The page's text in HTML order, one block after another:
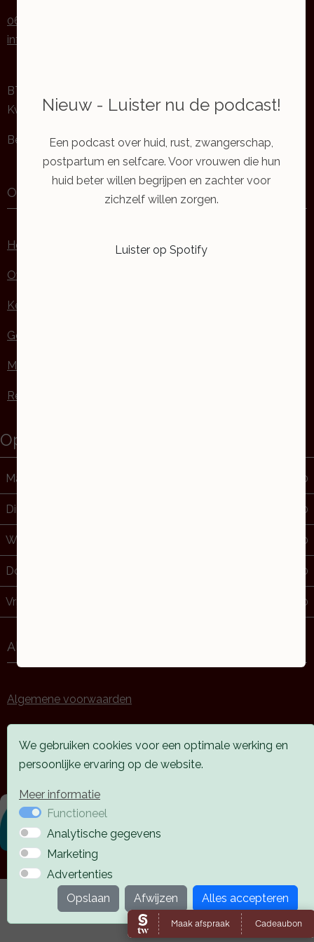
06-29039830
info@beautiquemyren.nl
BTW-nr: NL004722822B75
KvK nr: 89380819
Betaling: contant of via iDEAL | Wero
Over Beautique Myrèn
Home
Over Beautique Myrèn
Kennismakingsbehandeling
Gezichtsbehandelingen
Massages
Recensies
Openingstijden 2026
Maandag 21:30
Dinsdag 21:30
Woensdag 21:30
Donderdag 21:30
Vrijdag 17:00
Algemeen
Algemene voorwaarden
Privacy verklaring
Huisregels
Nieuw - Luister nu de podcast!
Een podcast over huid, rust, zwangerschap,
postpartum en selfcare. Voor vrouwen die hun
huid beter willen begrijpen en zachter voor
zichzelf willen zorgen.
Luister op Spotify
We gebruiken cookies voor een optimale werking en
persoonlijke ervaring op de website.
Meer informatie
Functioneel
Analytische gegevens
Marketing
Advertenties
Alles accepteren
Afwijzen
Opslaan